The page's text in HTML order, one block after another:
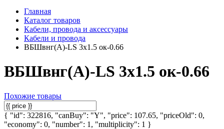
Главная
Каталог товаров
Кабели, провода и аксессуары
Кабели и провода
ВБШвнг(А)-LS 3х1.5 ок-0.66
ВБШвнг(А)-LS 3х1.5 ок-0.66
Похожие товары
{ "id": 322816, "canBuy": "Y", "price": 107.65, "priceOld": 0,
"economy": 0, "number": 1, "multiplicity": 1 }